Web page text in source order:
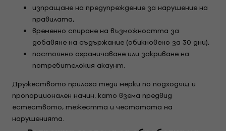
изпращане на предупреждение за нарушение на
правилата,
временно спиране на възможността за
добавяне на съдържание (обикновено за 30 дни),
постоянно ограничаване или закриване на
потребителския акаунт.
Дружеството прилага тези мерки по подходящ и
пропорционален начин, като взема предвид
естеството, тежестта и честотата на
нарушенията.